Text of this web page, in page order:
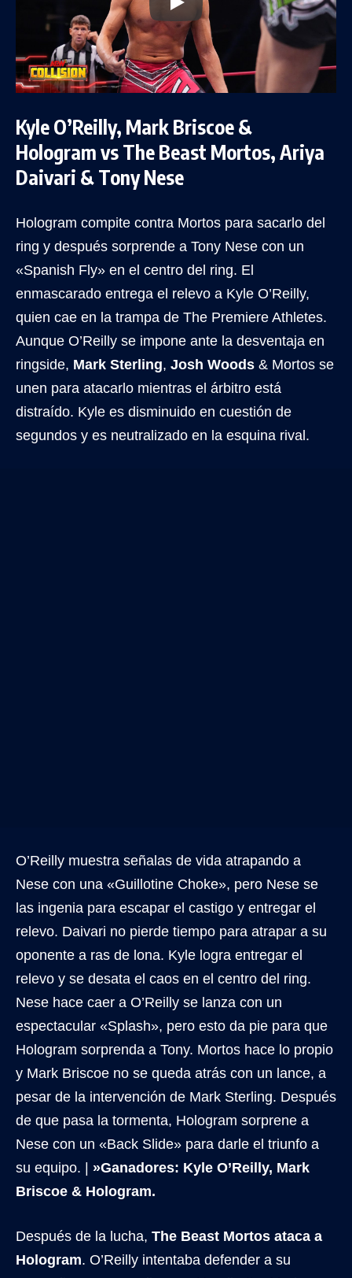
Kyle O’Reilly, Mark Briscoe &
Hologram vs The Beast Mortos, Ariya
Daivari & Tony Nese
Hologram compite contra Mortos para sacarlo del
ring y después sorprende a Tony Nese con un
«Spanish Fly» en el centro del ring. El
enmascarado entrega el relevo a Kyle O’Reilly,
quien cae en la trampa de The Premiere Athletes.
Aunque O’Reilly se impone ante la desventaja en
ringside, Mark Sterling, Josh Woods & Mortos se
unen para atacarlo mientras el árbitro está
distraído. Kyle es disminuido en cuestión de
segundos y es neutralizado en la esquina rival.
O’Reilly muestra señalas de vida atrapando a
Nese con una «Guillotine Choke», pero Nese se
las ingenia para escapar el castigo y entregar el
relevo. Daivari no pierde tiempo para atrapar a su
oponente a ras de lona. Kyle logra entregar el
relevo y se desata el caos en el centro del ring.
Nese hace caer a O’Reilly se lanza con un
espectacular «Splash», pero esto da pie para que
Hologram sorprenda a Tony. Mortos hace lo propio
y Mark Briscoe no se queda atrás con un lance, a
pesar de la intervención de Mark Sterling. Después
de que pasa la tormenta, Hologram sorprene a
Nese con un «Back Slide» para darle el triunfo a
su equipo. | »Ganadores: Kyle O’Reilly, Mark
Briscoe & Hologram.
Después de la lucha, The Beast Mortos ataca a
Hologram. O’Reilly intentaba defender a su